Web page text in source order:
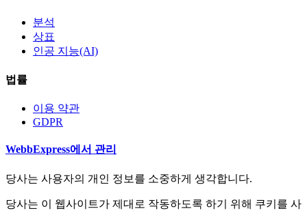
분석
상표
인공 지능(AI)
법률
이용 약관
GDPR
WebbExpress에서 관리
당사는 사용자의 개인 정보를 소중하게 생각합니다.
당사는 이 웹사이트가 제대로 작동하도록 하기 위해 쿠키를 사